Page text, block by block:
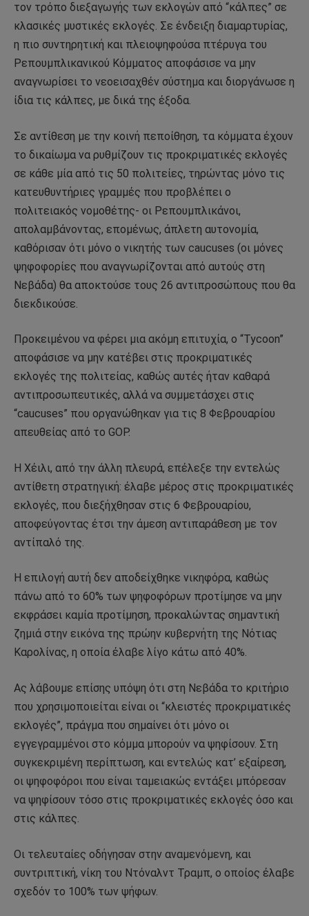
τον τρόπο διεξαγωγής των εκλογών από “κάλπες” σε
κλασικές μυστικές εκλογές. Σε ένδειξη διαμαρτυρίας,
η πιο συντηρητική και πλειοψηφούσα πτέρυγα του
Ρεπουμπλικανικού Κόμματος αποφάσισε να μην
αναγνωρίσει το νεοεισαχθέν σύστημα και διοργάνωσε η
ίδια τις κάλπες, με δικά της έξοδα.
Σε αντίθεση με την κοινή πεποίθηση, τα κόμματα έχουν
το δικαίωμα να ρυθμίζουν τις προκριματικές εκλογές
σε κάθε μία από τις 50 πολιτείες, τηρώντας μόνο τις
κατευθυντήριες γραμμές που προβλέπει ο
πολιτειακός νομοθέτης- οι Ρεπουμπλικάνοι,
απολαμβάνοντας, επομένως, άπλετη αυτονομία,
καθόρισαν ότι μόνο ο νικητής των caucuses (οι μόνες
ψηφοφορίες που αναγνωρίζονται από αυτούς στη
Νεβάδα) θα αποκτούσε τους 26 αντιπροσώπους που θα
διεκδικούσε.
Προκειμένου να φέρει μια ακόμη επιτυχία, ο “Tycoon”
αποφάσισε να μην κατέβει στις προκριματικές
εκλογές της πολιτείας, καθώς αυτές ήταν καθαρά
αντιπροσωπευτικές, αλλά να συμμετάσχει στις
“caucuses” που οργανώθηκαν για τις 8 Φεβρουαρίου
απευθείας από το GOP.
Η Χέιλι, από την άλλη πλευρά, επέλεξε την εντελώς
αντίθετη στρατηγική: έλαβε μέρος στις προκριματικές
εκλογές, που διεξήχθησαν στις 6 Φεβρουαρίου,
αποφεύγοντας έτσι την άμεση αντιπαράθεση με τον
αντίπαλό της.
Η επιλογή αυτή δεν αποδείχθηκε νικηφόρα, καθώς
πάνω από το 60% των ψηφοφόρων προτίμησε να μην
εκφράσει καμία προτίμηση, προκαλώντας σημαντική
ζημιά στην εικόνα της πρώην κυβερνήτη της Νότιας
Καρολίνας, η οποία έλαβε λίγο κάτω από 40%.
Ας λάβουμε επίσης υπόψη ότι στη Νεβάδα το κριτήριο
που χρησιμοποιείται είναι οι “κλειστές προκριματικές
εκλογές”, πράγμα που σημαίνει ότι μόνο οι
εγγεγραμμένοι στο κόμμα μπορούν να ψηφίσουν. Στη
συγκεκριμένη περίπτωση, και εντελώς κατ’ εξαίρεση,
οι ψηφοφόροι που είναι ταμειακώς εντάξει μπόρεσαν
να ψηφίσουν τόσο στις προκριματικές εκλογές όσο και
στις κάλπες.
Οι τελευταίες οδήγησαν στην αναμενόμενη, και
συντριπτική, νίκη του Ντόναλντ Τραμπ, ο οποίος έλαβε
σχεδόν το 100% των ψήφων.